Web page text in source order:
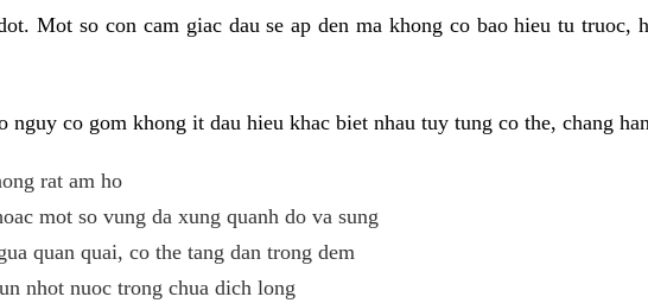
Mot so con cam giac dau se ap den ma khong co bao hieu tu truoc,
nguy co gom khong it dau hieu khac biet nhau tuy tung co the, chang
rat am ho
mot so vung da xung quanh do va sung
quan quai, co the tang dan trong dem
nhot nuoc trong chua dich long